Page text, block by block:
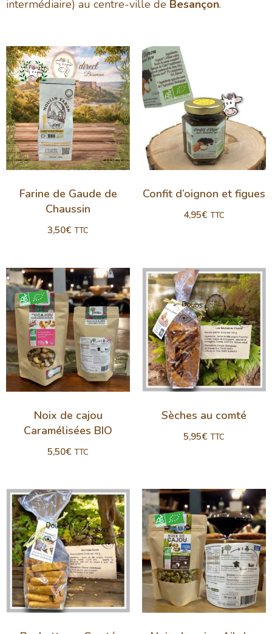
intermédiaire) au centre-ville de Besançon.
Farine de Gaude de
Chaussin
3,50€ TTC
Confit d’oignon et figues
4,95€ TTC
Noix de cajou
Caramélisées BIO
5,50€ TTC
Sèches au comté
5,95€ TTC